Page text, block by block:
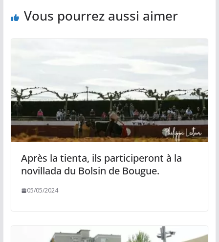
Vous pourrez aussi aimer
Après la tienta, ils participeront à la
novillada du Bolsin de Bougue.
05/05/2024